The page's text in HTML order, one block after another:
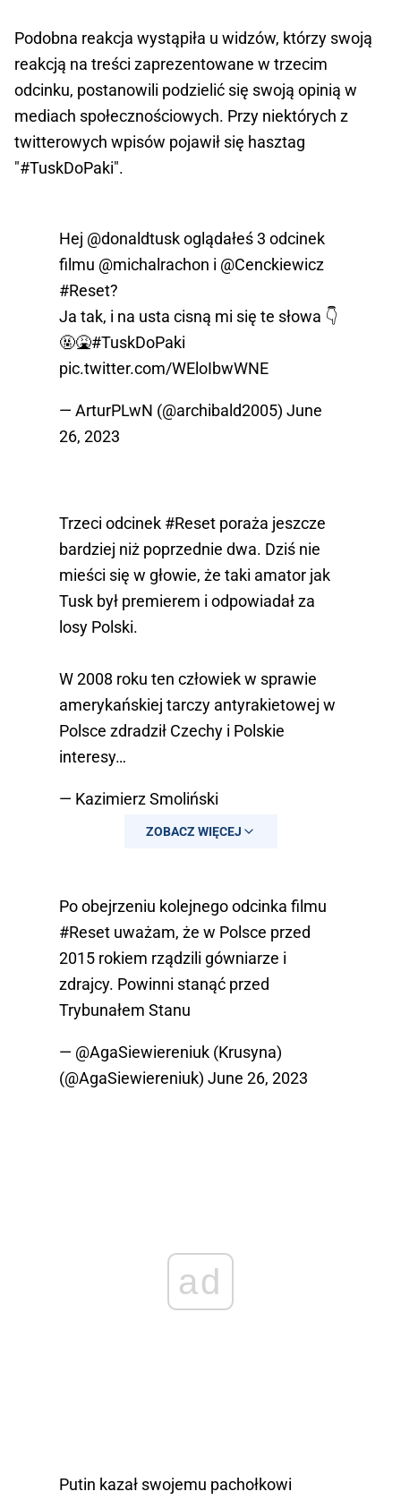
Podobna reakcja wystąpiła u widzów, którzy swoją
reakcją na treści zaprezentowane w trzecim
odcinku, postanowili podzielić się swoją opinią w
mediach społecznościowych. Przy niektórych z
twitterowych wpisów pojawił się hasztag
"#TuskDoPaki".
Hej @donaldtuskoglądałeś 3 odcinek
filmu @michalrachon i @Cenckiewicz
#Reset?
Ja tak, i na usta cisną mi się te słowa 👇
🤬🤮#TuskDoPaki
pic.twitter.com/WEloIbwWNE
— ArturPLwN (@archibald2005) June
26, 2023
Trzeci odcinek #Reset poraża jeszcze
bardziej niż poprzednie dwa. Dziś nie
mieści się w głowie, że taki amator jak
Tusk był premierem i odpowiadał za
losy Polski.
W 2008 roku ten człowiek w sprawie
amerykańskiej tarczy antyrakietowej w
Polsce zdradził Czechy i Polskie
interesy…
— Kazimierz Smoliński
(@KaziSmolinski)June 26, 2023
ZOBACZ WIĘCEJ
Po obejrzeniu kolejnego odcinka filmu
#Reset uważam, że w Polsce przed
2015 rokiem rządzili gówniarze i
zdrajcy. Powinni stanąć przed
Trybunałem Stanu
— @AgaSiewiereniuk (Krusyna)
(@AgaSiewiereniuk) June 26, 2023
ad
Putin kazał swojemu pachołkowi